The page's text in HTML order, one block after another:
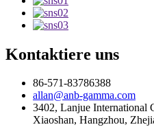
Kontaktiere uns
86-571-83786388
allan@anb-gamma.com
3402, Lanjue International
Xiaoshan, Hangzhou,